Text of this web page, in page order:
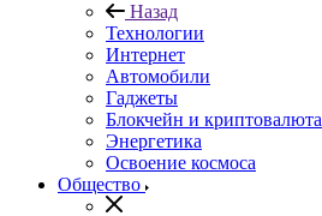
Назад
Технологии
Интернет
Автомобили
Гаджеты
Блокчейн и криптовалюта
Энергетика
Освоение космоса
Общество